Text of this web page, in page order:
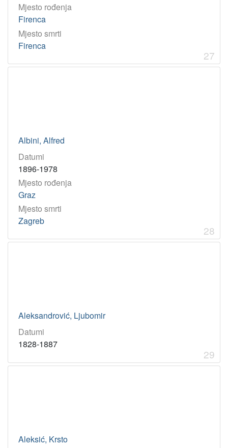
Mjesto rođenja
Firenca
Mjesto smrti
Firenca
27
Albini, Alfred
Datumi
1896-1978
Mjesto rođenja
Graz
Mjesto smrti
Zagreb
28
Aleksandrović, Ljubomir
Datumi
1828-1887
29
Aleksić, Krsto